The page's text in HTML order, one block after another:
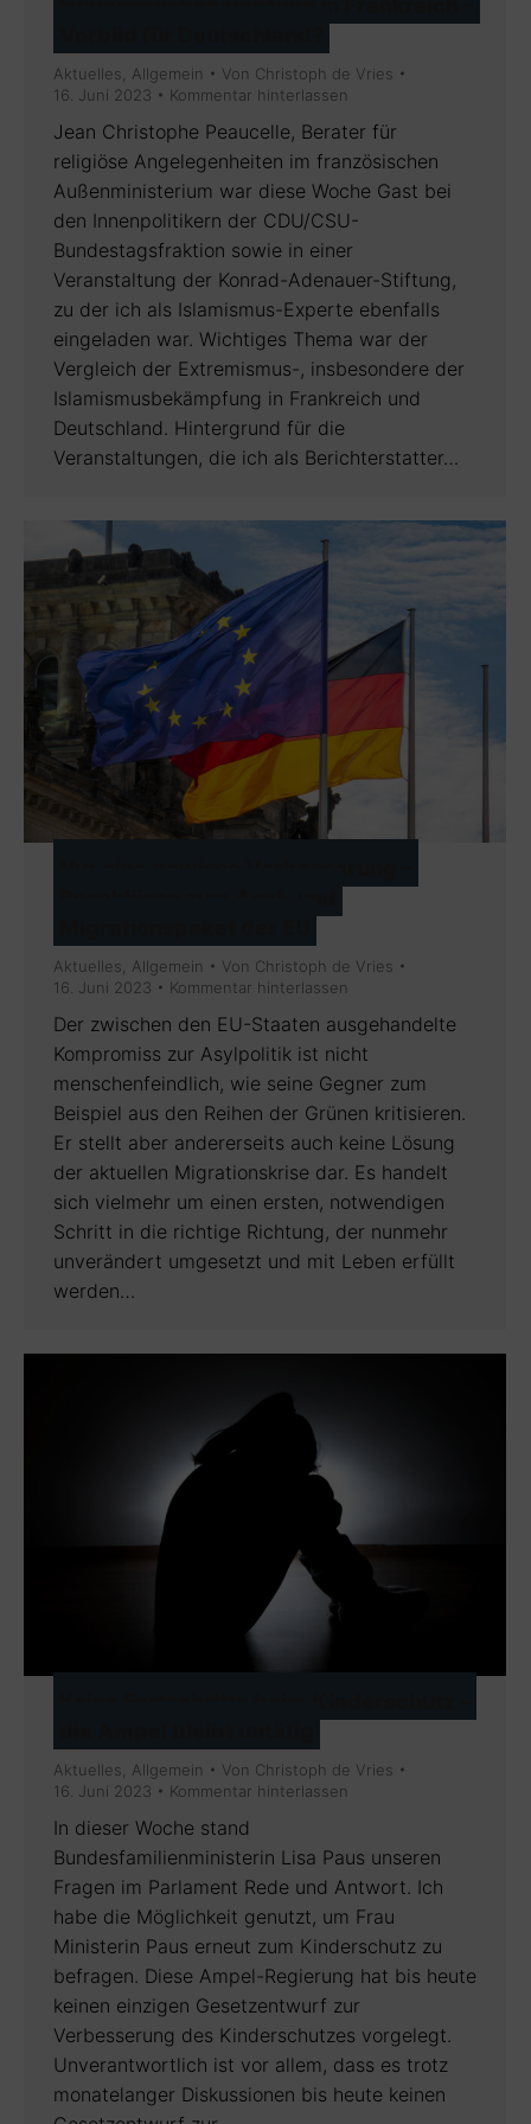
Aktuelles Allgemein Von Christoph de Vries
16. Juni 2023
Kommentar hinterlassen
Jean Christophe Peaucelle, Berater für
religiöse Angelegenheiten im französischen
Außenministerium war diese Woche Gast bei
den Innenpolitikern der CDU/CSU-
Bundestagsfraktion sowie in einer
Veranstaltung der Konrad-Adenauer-Stiftung,
zu der ich als Islamismus-Experte ebenfalls
eingeladen war. Wichtiges Thema war der
Vergleich der Extremismus-, insbesondere der
Islamismusbekämpfung in Frankreich und
Deutschland. Hintergrund für die
Veranstaltungen, die ich als Berichterstatter…
Aktuelles Allgemein Von Christoph de Vries
16. Juni 2023
Kommentar hinterlassen
Der zwischen den EU-Staaten ausgehandelte
Kompromiss zur Asylpolitik ist nicht
menschenfeindlich, wie seine Gegner zum
Beispiel aus den Reihen der Grünen kritisieren.
Er stellt aber andererseits auch keine Lösung
der aktuellen Migrationskrise dar. Es handelt
sich vielmehr um einen ersten, notwendigen
Schritt in die richtige Richtung, der nunmehr
unverändert umgesetzt und mit Leben erfüllt
werden…
Aktuelles Allgemein Von Christoph de Vries
16. Juni 2023
Kommentar hinterlassen
In dieser Woche stand
Bundesfamilienministerin Lisa Paus unseren
Fragen im Parlament Rede und Antwort. Ich
habe die Möglichkeit genutzt, um Frau
Ministerin Paus erneut zum Kinderschutz zu
befragen. Diese Ampel-Regierung hat bis heute
keinen einzigen Gesetzentwurf zur
Verbesserung des Kinderschutzes vorgelegt.
Unverantwortlich ist vor allem, dass es trotz
monatelanger Diskussionen bis heute keinen